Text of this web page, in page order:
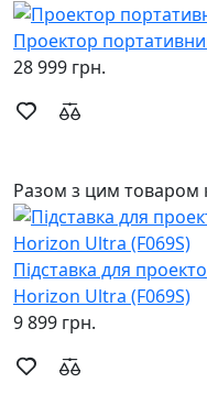
Проектор
28 999 грн.
Разом з цим товаром
Підставка для
Horizon Ultra (F069S)
9 899 грн.